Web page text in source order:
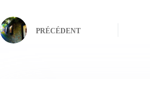
PRÉCÉDENT